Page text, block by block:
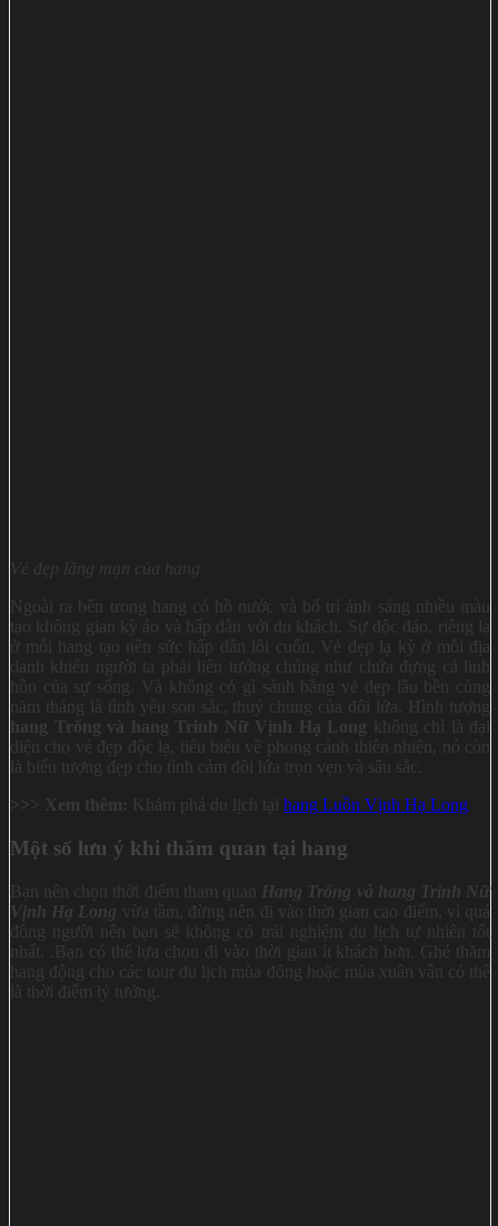
Vẻ đẹp lãng mạn của hang
Ngoài ra bên trong hang có hồ nước và bố trí ánh sáng nhiều màu
tạo không gian kỳ ảo và hấp dẫn với du khách. Sự độc đáo, riêng lạ
ở mỗi hang tạo nên sức hấp dẫn lôi cuốn. Vẻ đẹp lạ kỳ ở mỗi địa
danh khiến người ta phải liên tưởng chúng như chứa đựng cả linh
hồn của sự sống. Và không có gì sánh bằng vẻ đẹp lâu bền cùng
năm tháng là tình yêu son sắc, thuỷ chung của đôi lứa. Hình tượng
hang Trống và hang Trinh Nữ Vịnh Hạ Long không chỉ là đại
diện cho vẻ đẹp độc lạ, tiêu biểu về phong cảnh thiên nhiên, nó còn
là biểu tượng đẹp cho tình cảm đôi lứa trọn vẹn và sâu sắc.
>>> Xem thêm: Khám phá du lịch tại hang Luồn Vịnh Hạ Long
Một số lưu ý khi thăm quan tại hang
Bạn nên chọn thời điểm tham quan
Hang Trống và hang Trinh Nữ
Vịnh Hạ Long vừa tầm, đừng nên đi vào thời gian cao điểm, vì quá
đông người nên bạn sẽ không có trải nghiệm du lịch tự nhiên tốt
nhất. .Bạn có thể lựa chọn đi vào thời gian ít khách hơn. Ghé thăm
hang động cho các tour du lịch mùa đông hoặc mùa xuân vẫn có thể
là thời điểm lý tưởng.